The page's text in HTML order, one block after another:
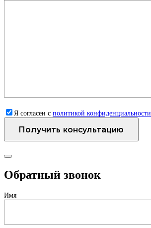
Я согласен с политикой конфиденциальности
Обратный звонок
Имя